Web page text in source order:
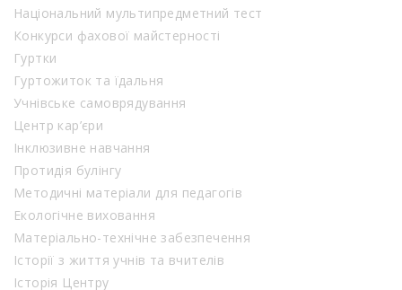
Національний мультипредметний тест
Конкурси фахової майстерності
Гуртки
Гуртожиток та їдальня
Учнівське самоврядування
Центр кар’єри
Інклюзивне навчання
Протидія булінгу
Методичні матеріали для педагогів
Екологічне виховання
Матеріально-технічне забезпечення
Історії з життя учнів та вчителів
Історія Центру